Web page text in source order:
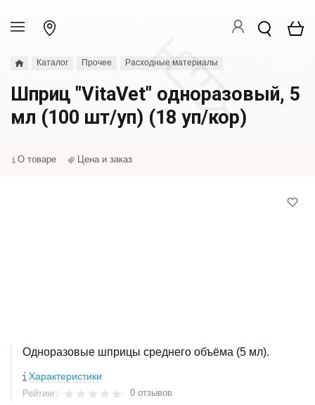
Каталог Прочее Расходные материалы
Шприц "VitaVet" одноразовый, 5
мл (100 шт/уп) (18 уп/кор)
О товаре Цена и заказ
Одноразовые шприцы среднего объёма (5 мл).
Характеристики
Рейтинг: 0 отзывов